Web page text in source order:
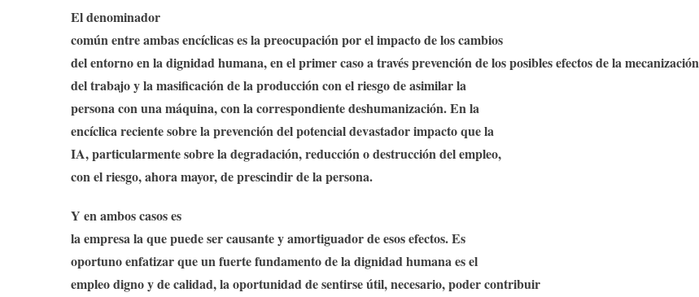
El denominador
común entre ambas encíclicas es la preocupación por el impacto de los cambios
del entorno en la dignidad humana, en el primer caso a través prevención de los posibles efectos de la mecanización
del trabajo y la masificación de la producción con elriesgo de asimilar la
persona con una máquina, con la correspondiente deshumanización. En la
encíclica reciente sobre la prevención del potencial devastador impacto que la
IA, particularmente sobre la degradación, reducción o destrucción del empleo,
con el riesgo, ahora mayor, de prescindir de la persona.
Y en ambos casos es
la empresa la que puede ser causante y amortiguador de esos efectos. Es
oportuno enfatizar que un fuertefundamento de la dignidad humana es el
empleo digno y de calidad, la oportunidad de sentirse útil, necesario, poder contribuir